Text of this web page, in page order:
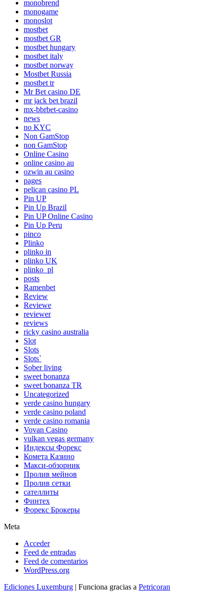
monobrend
monogame
monoslot
mostbet
mostbet GR
mostbet hungary
mostbet italy
mostbet norway
Mostbet Russia
mostbet tr
Mr Bet casino DE
mr jack bet brazil
mx-bbrbet-casino
news
no KYC
Non GamStop
non GamStop
Online Casino
online casino au
ozwin au casino
pages
pelican casino PL
Pin UP
Pin Up Brazil
Pin UP Online Casino
Pin Up Peru
pinco
Plinko
plinko in
plinko UK
plinko_pl
posts
Ramenbet
Review
Reviewe
reviewer
reviews
ricky casino australia
Slot
Slots
Slots`
Sober living
sweet bonanza
sweet bonanza TR
Uncategorized
verde casino hungary
verde casino poland
verde casino romania
Vovan Casino
vulkan vegas germany
Индексы Форекс
Комета Казино
Макси-обзорник
Пролив мейнов
Пролив сетки
сателлиты
Финтех
Форекс Брокеры
Meta
Acceder
Feed de entradas
Feed de comentarios
WordPress.org
Ediciones Luxemburg | Funciona gracias a Petricoran